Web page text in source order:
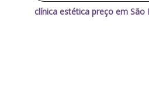
clínica estética preço em